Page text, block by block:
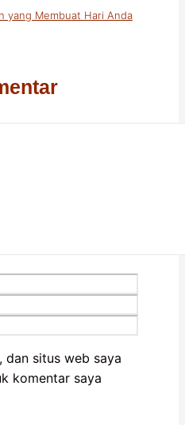
yang Membuat Hari Anda
dan situs web saya
komentar saya